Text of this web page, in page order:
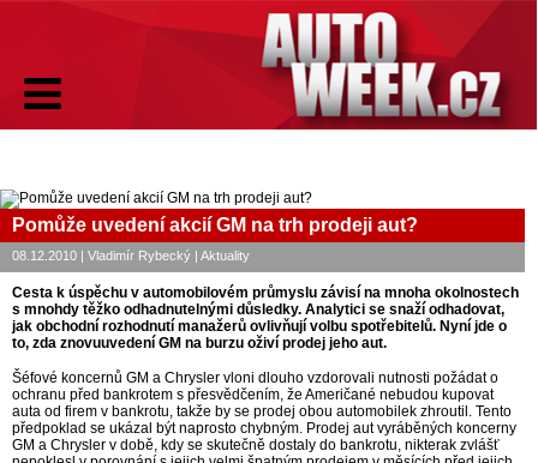
Pomůže uvedení akcií GM na trh prodeji aut?
08.12.2010 | Vladimír Rybecký | Aktuality
Cesta k úspěchu v automobilovém průmyslu závisí na mnoha okolnostech
s mnohdy těžko odhadnutelnými důsledky. Analytici se snaží odhadovat,
jak obchodní rozhodnutí manažerů ovlivňují volbu spotřebitelů. Nyní jde o
to, zda znovuuvedení GM na burzu oživí prodej jeho aut.
Šéfové koncernů GM a Chrysler vloni dlouho vzdorovali nutnosti požádat o
ochranu před bankrotem s přesvědčením, že Američané nebudou kupovat
auta od firem v bankrotu, takže by se prodej obou automobilek zhroutil. Tento
předpoklad se ukázal být naprosto chybným. Prodej aut vyráběných koncerny
GM a Chrysler v době, kdy se skutečně dostaly do bankrotu, nikterak zvlášť